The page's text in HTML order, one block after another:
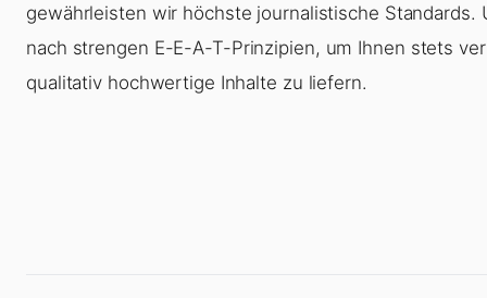
gewährleisten wir höchste journalistische Standards.
nach strengen E-E-A-T-Prinzipien, um Ihnen stets
qualitativ hochwertige Inhalte zu liefern.